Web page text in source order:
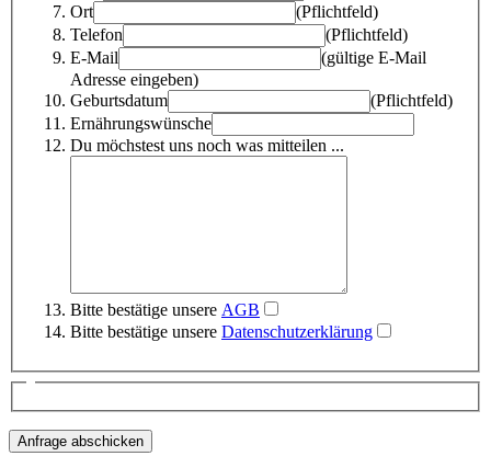
Ort
(Pflichtfeld)
Telefon
(Pflichtfeld)
E-Mail
(gültige E-Mail
Adresse eingeben)
Geburtsdatum
(Pflichtfeld)
Ernährungswünsche
Du möchstest uns noch was mitteilen ...
Bitte bestätige unsere AGB
Bitte bestätige unsere Datenschutzerklärung